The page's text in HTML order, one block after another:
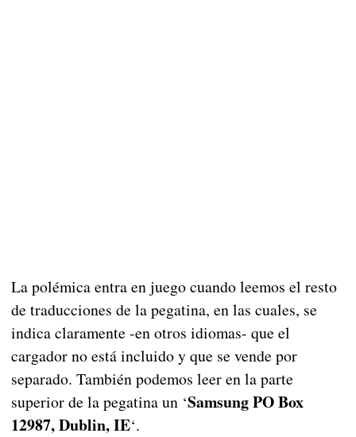
La polémica entra en juego cuando leemos el resto
de traducciones de la pegatina, en las cuales, se
indica claramente -en otros idiomas- que el
cargador no está incluido y que se vende por
separado. También podemos leer en la parte
superior de la pegatina un ‘Samsung PO Box
12987, Dublin, IE‘.